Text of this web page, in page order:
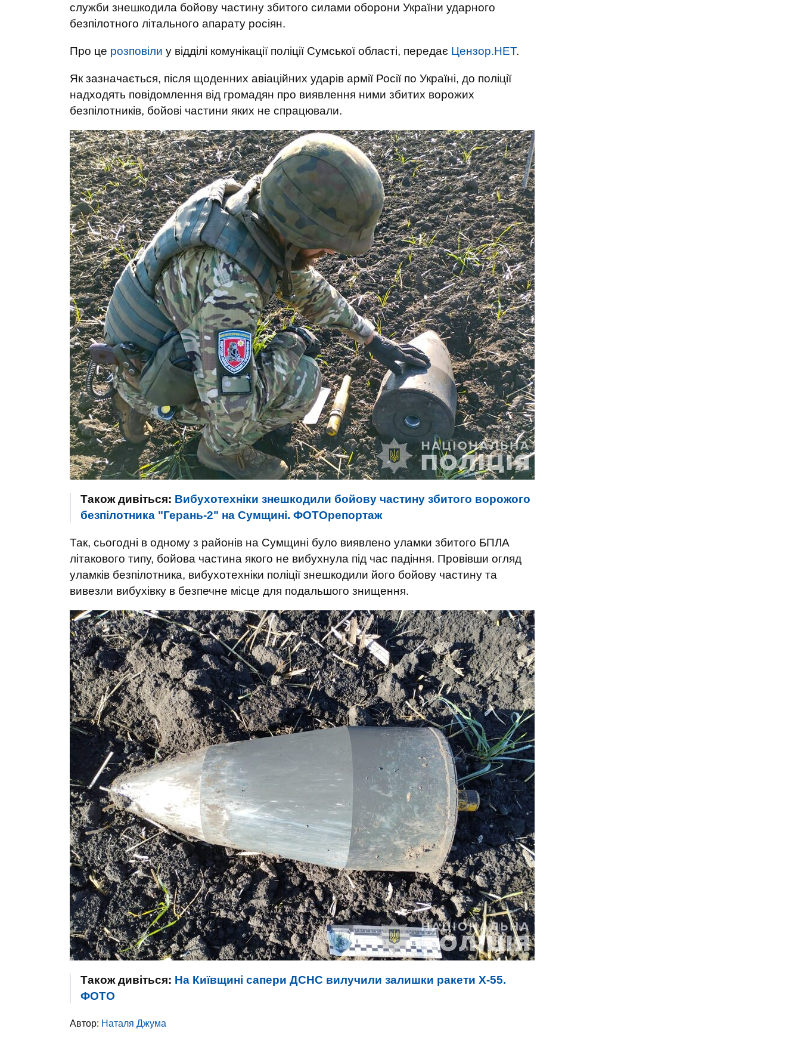
служби знешкодила бойову частину збитого силами оборони України ударного
безпілотного літального апарату росіян.
Про це розповіли у відділі комунікації поліції Сумської області, передає Цензор.НЕТ.
Як зазначається, після щоденних авіаційних ударів армії Росії по Україні, до поліції
надходять повідомлення від громадян про виявлення ними збитих ворожих
безпілотників, бойові частини яких не спрацювали.
Також дивіться: Вибухотехніки знешкодили бойову частину збитого ворожого
безпілотника "Герань-2" на Сумщині. ФОТОрепортаж
Так, сьогодні в одному з районів на Сумщині було виявлено уламки збитого БПЛА
літакового типу, бойова частина якого не вибухнула під час падіння. Провівши огляд
уламків безпілотника, вибухотехніки поліції знешкодили його бойову частину та
вивезли вибухівку в безпечне місце для подальшого знищення.
Також дивіться: На Київщині сапери ДСНС вилучили залишки ракети X-55.
ФОТО
Автор: Наталя Джума